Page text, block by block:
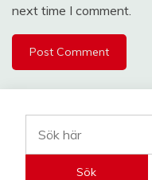
next time I comment.
Sök